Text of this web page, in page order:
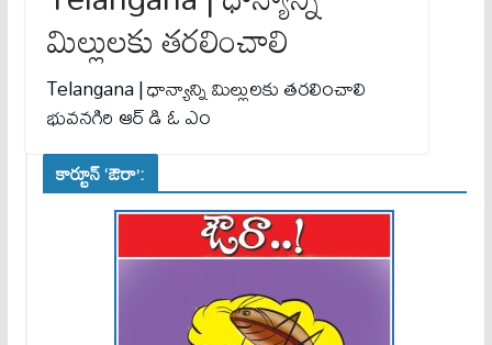
మిల్లులకు తరలించాలి
Telangana | ధాన్యాన్ని మిల్లులకు తరలించాలి
భువనగిరి ఆర్ డి ఓ ఎం
కార్టూన్ ‘ఔరా’: